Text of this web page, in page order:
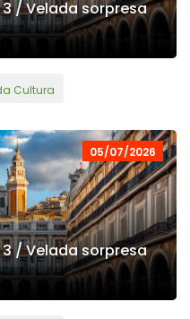
/ Velada sorpresa
Cultura
05/07/2026
/ Velada sorpresa